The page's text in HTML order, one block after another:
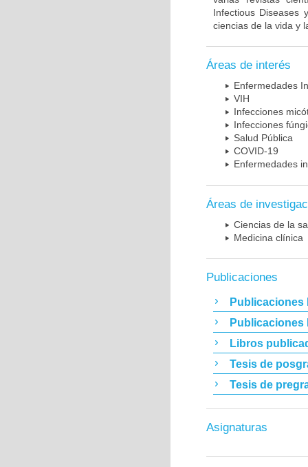
Infectious Diseases
ciencias de la vida y
Áreas de interés
Enfermedades
VIH
Infecciones
Infecciones
Salud Pública
COVID-19
Enfermedades
Áreas de
Ciencias de la
Medicina clínica
Publicaciones
Publicaciones
Publicaciones
Libros
Tesis de
Tesis de
Asignaturas